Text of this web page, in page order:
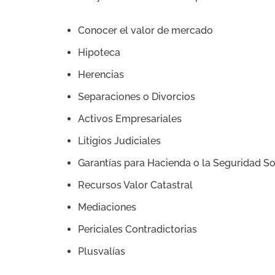
Conocer el valor de mercado
Hipoteca
Herencias
Separaciones o Divorcios
Activos Empresariales
Litigios Judiciales
Garantías para Hacienda o la Seguridad
Recursos Valor Catastral
Mediaciones
Periciales Contradictorias
Plusvalías